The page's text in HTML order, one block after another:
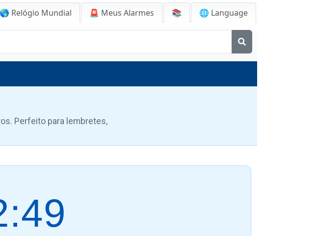
🌎 Relógio Mundial 🚨 Meus Alarmes 📚 🌐 Language
Perfeito para lembretes,